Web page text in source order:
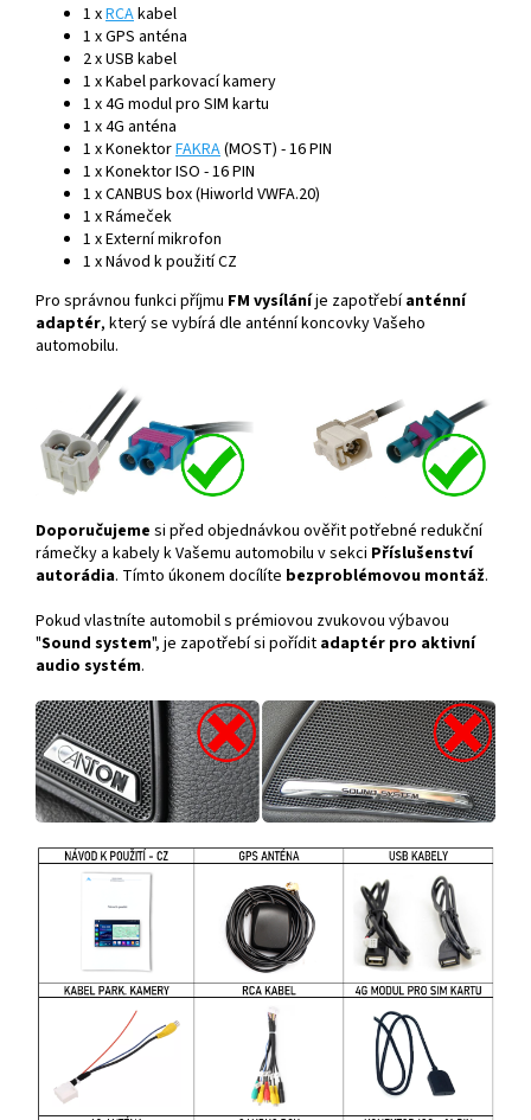
1 xRCAkabel
1 x GPS anténa
2 x USB kabel
1 x Kabel parkovací kamery
1 x 4G modul pro SIM kartu
1 x 4G anténa
1 xKonektorFAKRA(MOST) - 16 PIN
1 xKonektor ISO - 16 PIN
1 x CANBUS box (Hiworld VWFA.20)
1 x Rámeček
1 x Externí mikrofon
1 x Návod k použití CZ
Pro správnou funkci příjmu FM vysíláníje zapotřebíanténní
adaptér, který se vybírá dle anténní koncovky Vašeho
automobilu.
Doporučujeme si před objednávkou ověřit potřebné redukční
rámečky a kabely k Vašemu automobilu v sekci Příslušenství
autorádia. Tímto úkonem docílíte bezproblémovou montáž.
Pokud vlastníte automobil s prémiovou zvukovou výbavou
"Sound system", je zapotřebí si pořídit adaptér pro aktivní
audio systém.